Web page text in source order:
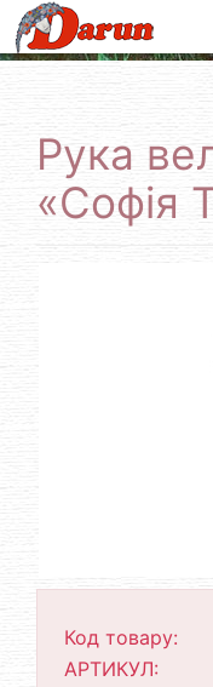
Рука
«Софія
Код товару:
АРТИКУЛ: